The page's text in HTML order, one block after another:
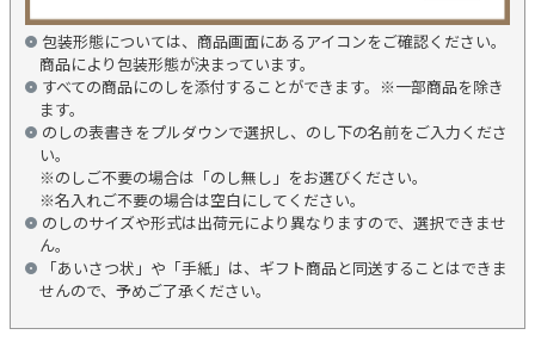
包装形態については、商品画面にあるアイコンをご確認ください。
商品により包装形態が決まっています。
すべての商品にのしを添付することができます。※一部商品を除き
ます。
のしの表書きをプルダウンで選択し、のし下の名前をご入力くださ
い。
※のしご不要の場合は「のし無し」をお選びください。
※名入れご不要の場合は空白にしてください。
のしのサイズや形式は出荷元により異なりますので、選択できませ
ん。
「あいさつ状」や「手紙」は、ギフト商品と同送することはできま
せんので、予めご了承ください。